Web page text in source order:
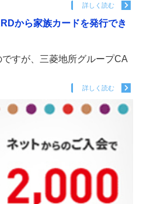
詳しく読む
から家族カードを発行でき
すが、三菱地所グループCA
詳しく読む